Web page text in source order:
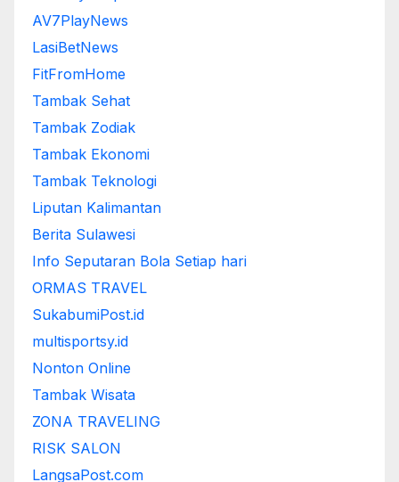
AV7PlayNews
LasiBetNews
FitFromHome
Tambak Sehat
Tambak Zodiak
Tambak Ekonomi
Tambak Teknologi
Liputan Kalimantan
Berita Sulawesi
Info Seputaran Bola Setiap hari
ORMAS TRAVEL
SukabumiPost.id
multisportsy.id
Nonton Online
Tambak Wisata
ZONA TRAVELING
RISK SALON
LangsaPost.com